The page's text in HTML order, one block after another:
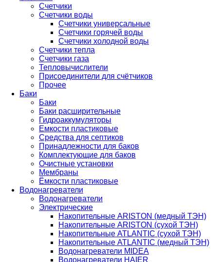
Счетчики
Счетчики воды
Счетчики универсальные
Счетчики горячей воды
Счетчики холодной воды
Счетчики тепла
Счетчики газа
Тепловычислители
Присоединители для счётчиков
Прочее
Баки
Баки
Баки расширительные
Гидроаккумуляторы
Емкости пластиковые
Средства для септиков
Принадлежности для баков
Комплектующие для баков
Очистные установки
Мембраны
Ёмкости пластиковые
Водонагреватели
Водонагреватели
Электрические
Накопительные ARISTON (медный ТЭН)
Накопительные ARISTON (сухой ТЭН)
Накопительные ATLANTIC (сухой ТЭН)
Накопительные ATLANTIC (медный ТЭН)
Водонагреватели MIDEA
Водонагреватели HAIER